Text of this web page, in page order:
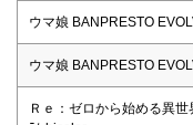
ウマ娘 BANPRESTO
ウマ娘 BANPRESTO
Ｒｅ：ゼロから始める異